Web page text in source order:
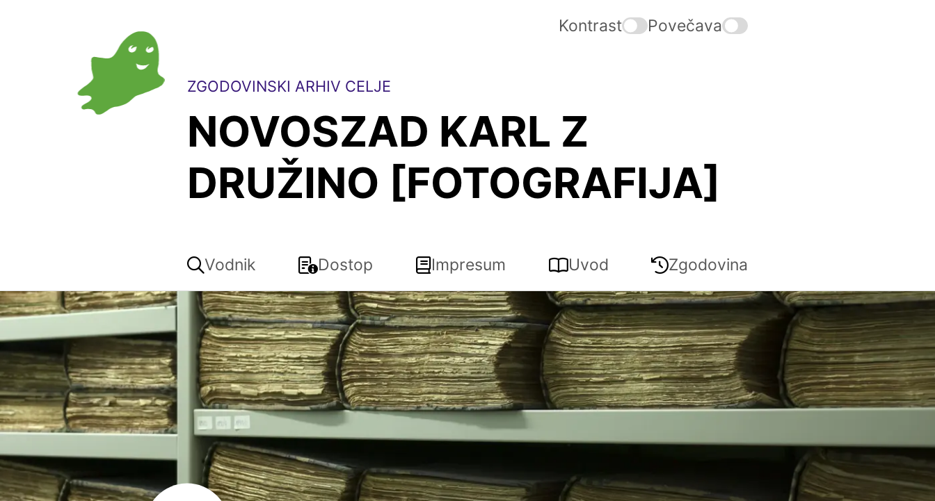
Kontrast Povečava
ZGODOVINSKI ARHIV CELJE
NOVOSZAD KARL Z
DRUŽINO [FOTOGRAFIJA]
Vodnik Dostop Impresum Uvod Zgodovina